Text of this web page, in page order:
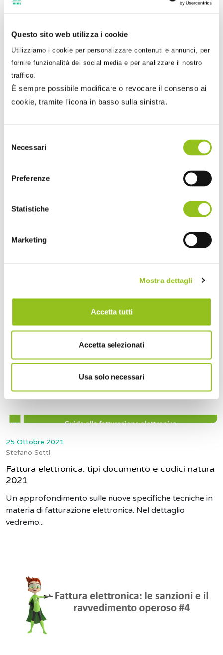
Questo sito web utilizza i cookie
Utilizziamo i cookie per personalizzare contenuti e annunci, per
fornire funzionalità dei social media e per analizzare il nostro
traffico.
È sempre possibile modificare o revocare il consenso ai
cookie, tramite l'icona in basso sulla sinistra.
delNecessari
Preferenze
Statistiche
Marketing
Mostra dettagli
Accetta tutti
Accetta selezionati
Usa solo necessari
valida fino a...
Stefano Setti
Sesto approfondimento della guida sulla fatturazione
25 Ottobre 2021
Stefano Setti
Fattura elettronica: tipi documento e codici natura
2021
Un approfondimento sulle nuove specifiche tecniche in
materia di fatturazione elettronica. Nel dettaglio
vedremo...